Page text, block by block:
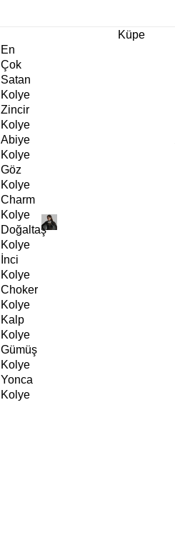
En
Çok
Satan
Kolye
Zincir
Kolye
Abiye
Kolye
Göz
Kolye
Charm
Kolye
Doğaltaş
Kolye
İnci
Kolye
Choker
Kolye
Kalp
Kolye
Gümüş
Kolye
Yonca
Kolye
Küpe